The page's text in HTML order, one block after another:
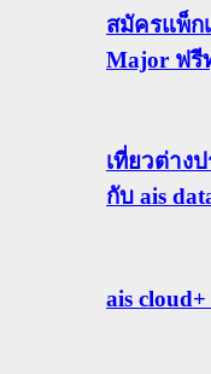
สมัครแพ็ก
Major ฟรี
เที่ยวต่าง
กับ ais
ais